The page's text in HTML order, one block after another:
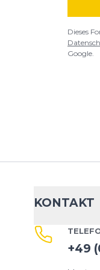
Dieses
Google.
KONTAKT
+49